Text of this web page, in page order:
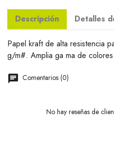
Descripción Detalles
Papel kraft de alta resistencia
g/m#. Amplia ga ma de
Comentarios (0)
No hay reseñas de